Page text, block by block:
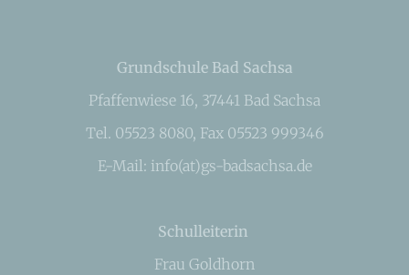
Grundschule Bad Sachsa
Pfaffenwiese 16, 37441 Bad Sachsa
Tel. 05523 8080, Fax 05523 999346
E-Mail: info(at)gs-badsachsa.de
Schulleiterin
Frau Goldhorn